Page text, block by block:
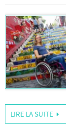
LIRE LA SUITE